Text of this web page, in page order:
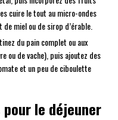
cuire le tout au micro-ondes
miel ou de sirop d’érable.
du pain complet ou aux
ou de vache), puis ajoutez des
et un peu de ciboulette
le déjeuner